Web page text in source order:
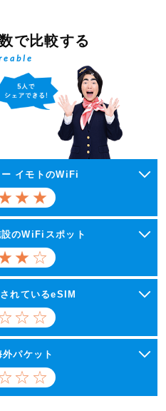
で比較する
イモトのWiFi
のWiFiスポット
れているeSIM
パケット